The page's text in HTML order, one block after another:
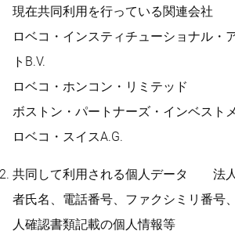
現在共同利用を行っている関連会社
ロベコ・インスティチューショナル・
トB.V.
ロベコ・ホンコン・リミテッド
ボストン・パートナーズ・インベスト
ロベコ・スイスA.G.
共同して利用される個人データ 法人
者氏名、電話番号、ファクシミリ番号
人確認書類記載の個人情報等